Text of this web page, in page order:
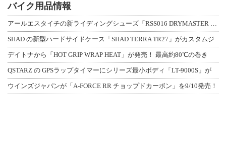
バイク用品情報
SHAD の新型ハードサイドケース「SHAD TERRA TR27」がカスタムジ
デイトナから「HOT GRIP WRAP HEAT」が発売！ 最高約80℃の巻き
QSTARZ の GPSラップタイマーにシリーズ最小ボディ「LT-9000S」が
ウインズジャパンが「A-FORCE RR チョップドカーボン」を9/10発売！